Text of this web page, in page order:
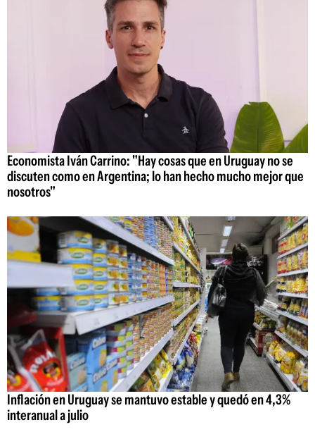
Economista Iván Carrino: "Hay cosas que en Uruguay no se
discuten como en Argentina; lo han hecho mucho mejor que
nosotros"
Inflación en Uruguay se mantuvo estable y quedó en 4,3%
interanual a julio